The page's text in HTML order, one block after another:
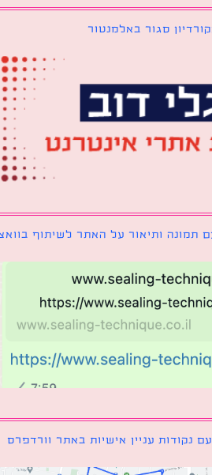
סגור באלמנטור
ותיאור על האתר לשיתוף בוואצאפ
עניין אישיות באתר וורדפרס